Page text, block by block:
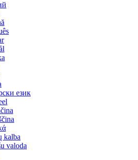
език
kalba
valoda